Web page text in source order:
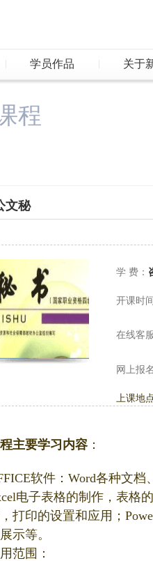
学员作品 关于
程
文秘
学 费：
开课时
在线客
网上报
上课地
主要学习内容 ：
软件：Word各种文
电子表格的制作，表格
打印的设置和应用；
示等。
范围：